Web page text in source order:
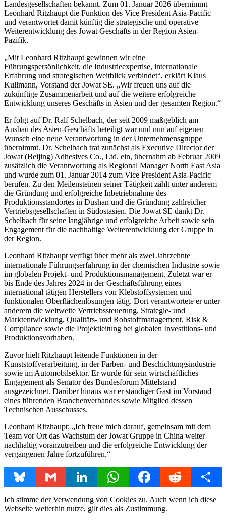
Landesgesellschaften bekannt. Zum 01. Januar 2026 übernimmt
Leonhard Ritzhaupt die Funktion des Vice President Asia-Pacific
und verantwortet damit künftig die strategische und operative
Weiterentwicklung des Jowat Geschäfts in der Region Asien-
Pazifik.
„Mit Leonhard Ritzhaupt gewinnen wir eine
Führungspersönlichkeit, die Industrieexpertise, internationale
Erfahrung und strategischen Weitblick verbindet“, erklärt Klaus
Kullmann, Vorstand der Jowat SE. „Wir freuen uns auf die
zukünftige Zusammenarbeit und auf die weitere erfolgreiche
Entwicklung unseres Geschäfts in Asien und der gesamten Region.“
Er folgt auf Dr. Ralf Schelbach, der seit 2009 maßgeblich am
Ausbau des Asien-Geschäfts beteiligt war und nun auf eigenen
Wunsch eine neue Verantwortung in der Unternehmensgruppe
übernimmt. Dr. Schelbach trat zunächst als Executive Director der
Jowat (Beijing) Adhesives Co., Ltd. ein, übernahm ab Februar 2009
zusätzlich die Verantwortung als Regional Manager North East Asia
und wurde zum 01. Januar 2014 zum Vice President Asia-Pacific
berufen. Zu den Meilensteinen seiner Tätigkeit zählt unter anderem
die Gründung und erfolgreiche Inbetriebnahme des
Produktionsstandortes in Dushan und die Gründung zahlreicher
Vertriebsgesellschaften in Südostasien. Die Jowat SE dankt Dr.
Schelbach für seine langjährige und erfolgreiche Arbeit sowie sein
Engagement für die nachhaltige Weiterentwicklung der Gruppe in
der Region.
Leonhard Ritzhaupt verfügt über mehr als zwei Jahrzehnte
internationale Führungserfahrung in der chemischen Industrie sowie
im globalen Projekt- und Produktionsmanagement. Zuletzt war er
bis Ende des Jahres 2024 in der Geschäftsführung eines
international tätigen Herstellers von Klebstoffsystemen und
funktionalen Oberflächenlösungen tätig. Dort verantwortete er unter
anderem die weltweite Vertriebssteuerung, Strategie- und
Marktentwicklung, Qualitäts- und Rohstoffmanagement, Risk &
Compliance sowie die Projektleitung bei globalen Investitions- und
Produktionsvorhaben.
Zuvor hielt Ritzhaupt leitende Funktionen in der
Kunststoffverarbeitung, in der Farben- und Beschichtungsindustrie
sowie im Automobilsektor. Er wurde für sein wirtschaftliches
Engagement als Senator des Bundesforum Mittelstand
ausgezeichnet. Darüber hinaus war er ständiger Gast im Vorstand
eines führenden Branchenverbandes sowie Mitglied dessen
Technischen Ausschusses.
Leonhard Ritzhaupt: „Ich freue mich darauf, gemeinsam mit dem
Team vor Ort das Wachstum der Jowat Gruppe in China weiter
nachhaltig voranzutreiben und die erfolgreiche Entwicklung der
vergangenen Jahre fortzuführen.“
Bluesky Gmail LinkedIn WhatsAppFacebookReddit Share
Ich stimme der Verwendung von Cookies zu. Auch wenn ich diese
Webseite weiterhin nutze, gilt dies als Zustimmung.